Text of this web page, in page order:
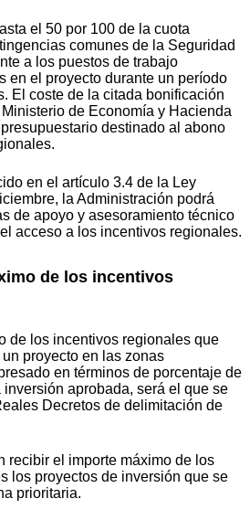
el 50 por 100 de la cuota
comunes de la Seguridad
a los puestos de trabajo
en el proyecto durante un período
El coste de la citada bonificación
de Economía y Hacienda
destinado al abono
en el artículo 3.4 de la Ley
la Administración podrá
de apoyo y asesoramiento técnico
acceso a los incentivos regionales.
de los incentivos
de los incentivos regionales que
proyecto en las zonas
en términos de porcentaje de
aprobada, será el que se
Decretos de delimitación de
recibir el importe máximo de los
los proyectos de inversión que se
prioritaria.